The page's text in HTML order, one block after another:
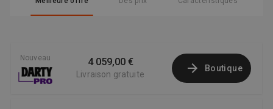
Nouveau 4 059,00 €
Livraison gratuite
Boutique